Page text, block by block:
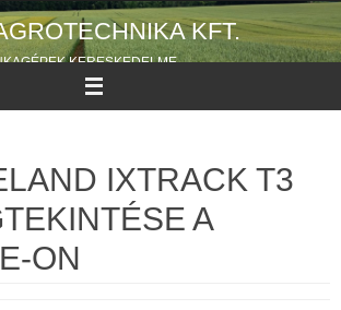
KFT.
KERESKEDELME
IXTRACK T3
A
ON